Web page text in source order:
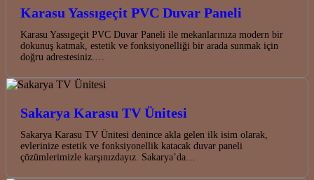
Karasu Yassıgeçit PVC Duvar Paneli
Karasu Yassıgeçit PVC Duvar Paneli ile mekanlarınıza modern bir
dokunuş katmak, estetik ve fonksiyonelliği bir arada sunmak için
doğru adrestesiniz.…
Sakarya Karasu TV Ünitesi
Sakarya Karasu TV Ünitesi denince akla gelen ilk isim olarak,
evlerinize estetik ve fonksiyonellik katacak duvar paneli
çözümlerimizle karşınızdayız. Sakarya’da…